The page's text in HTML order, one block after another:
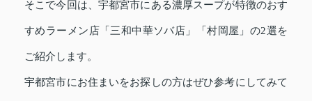
そこで今回は、宇都宮市にある濃厚スープが特徴のおす
すめラーメン店「三和中華ソバ店」「村岡屋」の2選を
ご紹介します。
宇都宮市にお住まいをお探しの方はぜひ参考にしてみて